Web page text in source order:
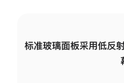
标准玻璃面板采用低反